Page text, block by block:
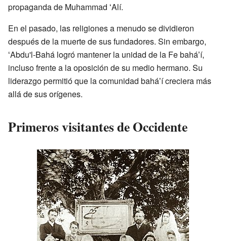
propaganda de Muhammad ʻAlí.
En el pasado, las religiones a menudo se dividieron
después de la muerte de sus fundadores. Sin embargo,
ʻAbdu'l-Bahá logró mantener la unidad de la Fe baháʼí,
incluso frente a la oposición de su medio hermano. Su
liderazgo permitió que la comunidad baháʼí creciera más
allá de sus orígenes.
Primeros visitantes de Occidente